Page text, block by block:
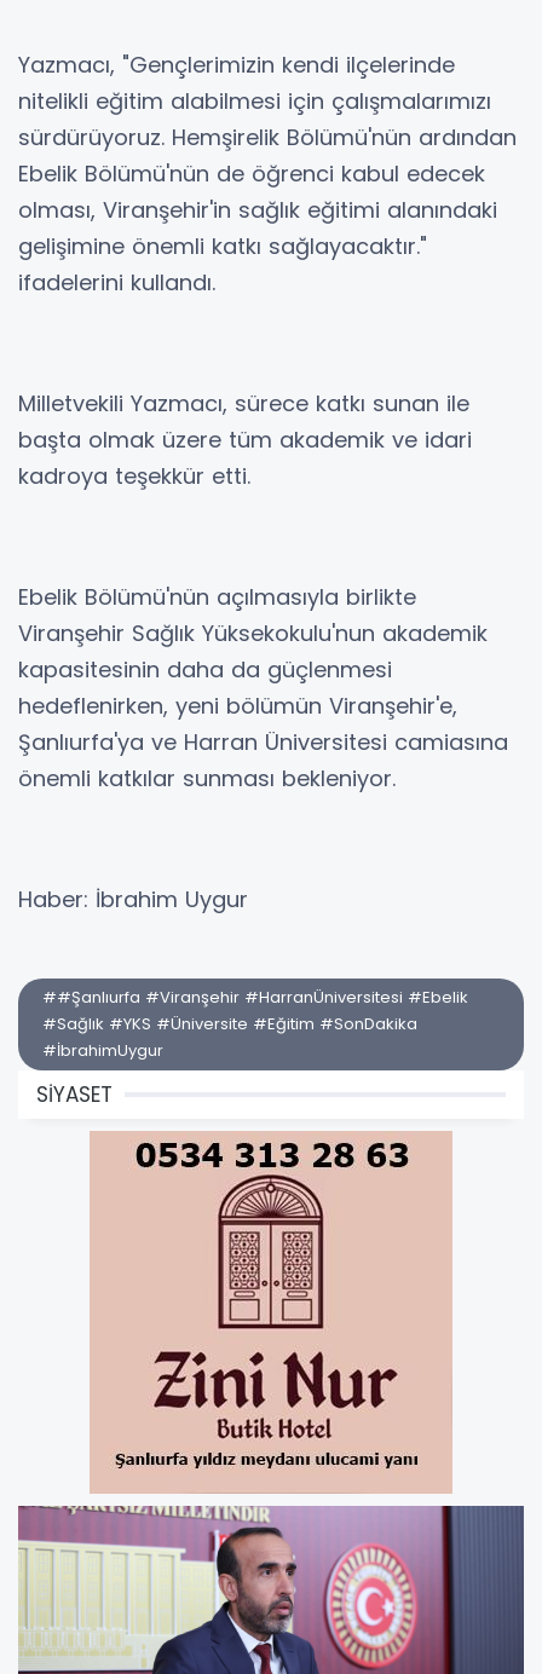
Yazmacı, "Gençlerimizin kendi ilçelerinde
nitelikli eğitim alabilmesi için çalışmalarımızı
sürdürüyoruz. Hemşirelik Bölümü'nün ardından
Ebelik Bölümü'nün de öğrenci kabul edecek
olması, Viranşehir'in sağlık eğitimi alanındaki
gelişimine önemli katkı sağlayacaktır."
ifadelerini kullandı.
Milletvekili Yazmacı, sürece katkı sunan ile
başta olmak üzere tüm akademik ve idari
kadroya teşekkür etti.
Ebelik Bölümü'nün açılmasıyla birlikte
Viranşehir Sağlık Yüksekokulu'nun akademik
kapasitesinin daha da güçlenmesi
hedeflenirken, yeni bölümün Viranşehir'e,
Şanlıurfa'ya ve Harran Üniversitesi camiasına
önemli katkılar sunması bekleniyor.
Haber: İbrahim Uygur
##Şanlıurfa #Viranşehir #HarranÜniversitesi #Ebelik
#Sağlık #YKS #Üniversite #Eğitim #SonDakika
#İbrahimUygur
SİYASET